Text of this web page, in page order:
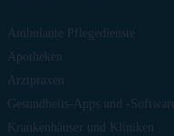
Ambulante Pflegedienste
Apotheken
Arztpraxen
Gesundheits-Apps und -Software
Krankenhäuser und Kliniken